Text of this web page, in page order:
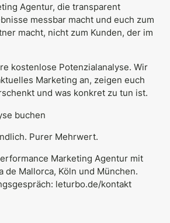
Agentur, die transparent
messbar macht und euch zum
macht, nicht zum Kunden, der im
kostenlose Potenzialanalyse. Wir
Marketing an, zeigen euch
und was konkret zu tun ist.
buchen
Purer Mehrwert.
Marketing Agentur mit
de Mallorca, Köln und München.
leturbo.de/kontakt